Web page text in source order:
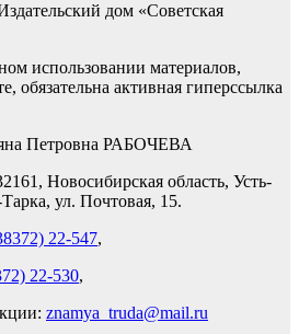
дом «Советская
использовании материалов,
обязательна активная гиперссылка
Петровна РАБОЧЕВА
Новосибирская область, Усть-
ул. Почтовая, 15.
22-547,
22-530,
znamya_truda@mail.ru